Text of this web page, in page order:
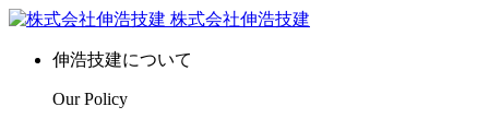
株式会社伸浩技建
伸浩技建について
Our Policy